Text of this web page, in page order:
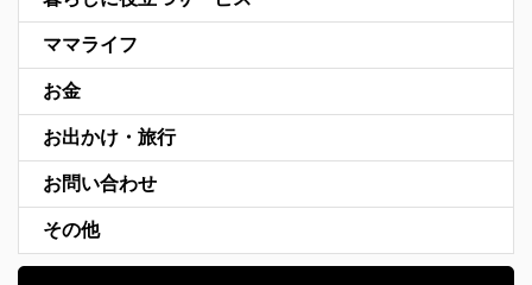
ママライフ
お金
お出かけ・旅行
お問い合わせ
その他